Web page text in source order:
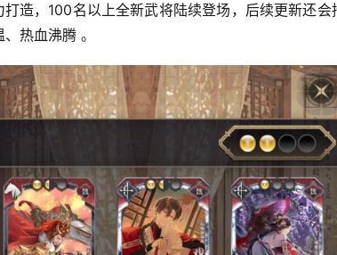
造，100名以上全新武将陆续登场，后续更新还会
热血沸腾 。